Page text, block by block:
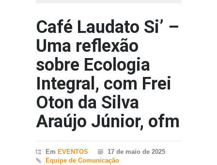
Café Laudato Si’ –
Uma reflexão
sobre Ecologia
Integral, com Frei
Oton da Silva
Araújo Júnior, ofm
Em EVENTOS
17 de maio de 2025
Equipe de Comunicação